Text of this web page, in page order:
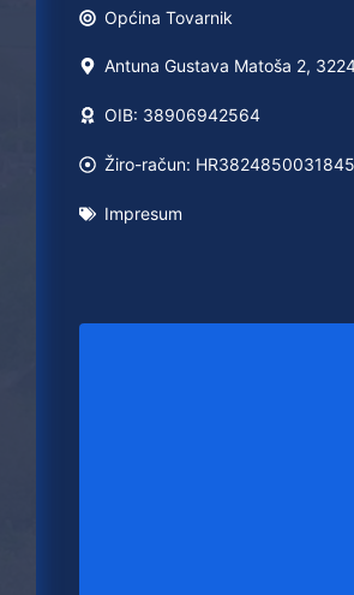
Općina Tovarnik
Antuna Gustava Matoša 2,
OIB: 38906942564
Žiro-račun:
Impresum